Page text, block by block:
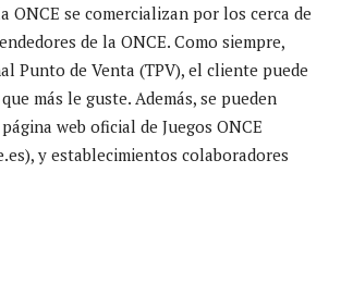
ONCE se comercializan por los cerca de
de la ONCE. Como siempre,
Punto de Venta (TPV), el cliente puede
más le guste. Además, se pueden
web oficial de Juegos ONCE
y establecimientos colaboradores